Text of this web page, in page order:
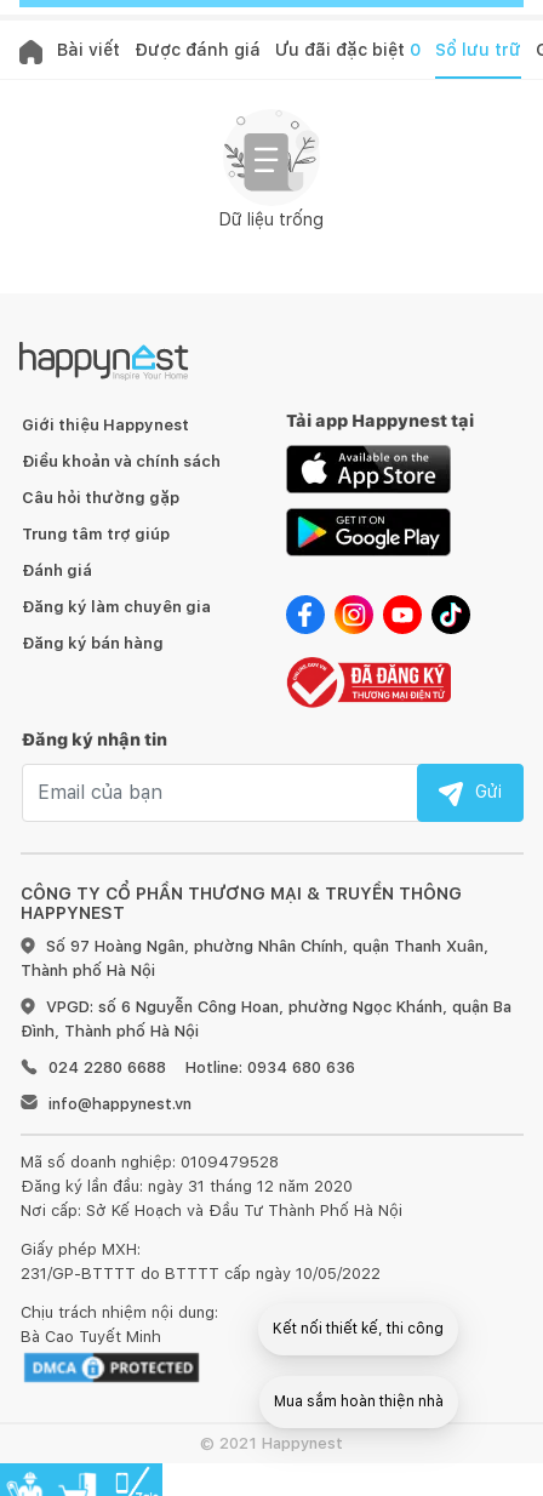
Bài viết Được đánh giá Ưu đãi đặc biệt 0 Sổ lưu trữ
Dữ liệu trống
CÔNG TY CỔ PHẦN THƯƠNG MẠI & TRUYỀN THÔNG
HAPPYNEST
Số 97 Hoàng Ngân, phường Nhân Chính, quận Thanh Xuân,
Thành phố Hà Nội
VPGD: số 6 Nguyễn Công Hoan, phường Ngọc Khánh, quận Ba
Đình, Thành phố Hà Nội
024 2280 6688
Hotline: 0934 680 636
info@happynest.vn
Mã số doanh nghiệp: 0109479528
Đăng ký lần đầu: ngày 31 tháng 12 năm 2020
Nơi cấp: Sở Kế Hoạch và Đầu Tư Thành Phố Hà Nội
Giấy phép MXH:
231/GP-BTTTT do BTTTT cấp ngày 10/05/2022
Chịu trách nhiệm nội dung:
Bà Cao Tuyết Minh
Giới thiệu Happynest
Điều khoản và chính sách
Câu hỏi thường gặp
Trung tâm trợ giúp
Đánh giá
Đăng ký làm chuyên gia
Đăng ký bán hàng
Tải app Happynest tại
Đăng ký nhận tin
Gửi
© 2021 Happynest
Kết nối thiết kế, thi công
Mua sắm hoàn thiện nhà